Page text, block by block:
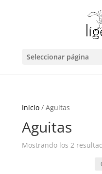
Seleccionar página
Inicio/ Aguitas
Aguitas
Mostrando los 2